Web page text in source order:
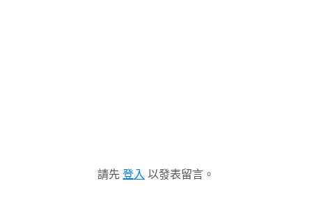
請先 登入 以發表留言。